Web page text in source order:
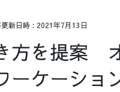
新日時 : 2021年7月13日
方を提案
ーケーショ